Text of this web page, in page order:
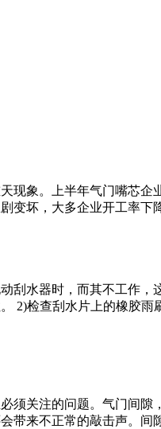
现象。上半年气门嘴芯
变坏，大多企业开工率
刮水器时，而其不工作
2)检查刮水片上的橡胶
关注的问题。气门间隙
带来不正常的敲击声。